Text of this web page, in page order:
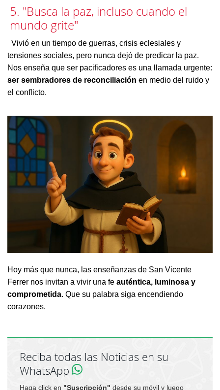
5. "Busca la paz, incluso cuando el
mundo grite"
Vivió en un tiempo de guerras, crisis eclesiales y
tensiones sociales, pero nunca dejó de predicar la paz.
Nos enseña que ser pacificadores es una llamada urgente:
ser sembradores de reconciliación en medio del ruido y
el conflicto.
Hoy más que nunca, las enseñanzas de San Vicente
Ferrer nos invitan a vivir una fe auténtica, luminosa y
comprometida. Que su palabra siga encendiendo
corazones.
Reciba todas las Noticias en su
WhatsApp
Haga click en "Suscripción" desde su móvil y luego